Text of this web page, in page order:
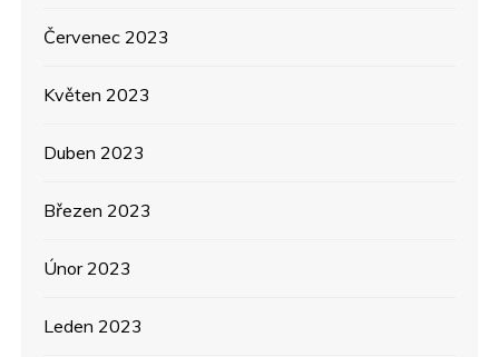
Červenec 2023
Květen 2023
Duben 2023
Březen 2023
Únor 2023
Leden 2023